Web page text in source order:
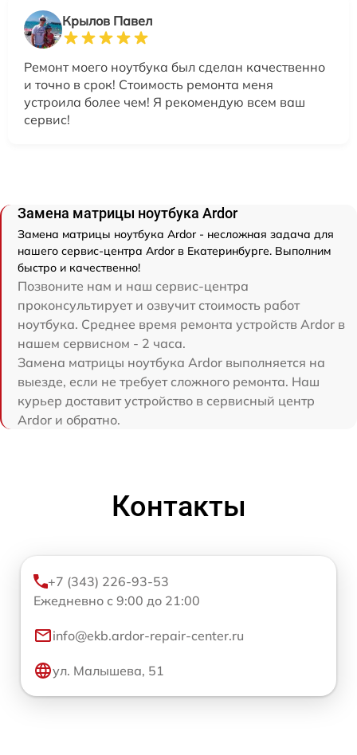
Крылов Павел
Ремонт моего ноутбука был сделан качественно
и точно в срок! Стоимость ремонта меня
устроила более чем! Я рекомендую всем ваш
сервис!
Замена матрицы ноутбука Ardor
Замена матрицы ноутбука Ardor - несложная задача для
нашего сервис-центра Ardor в Екатеринбурге. Выполним
быстро и качественно!
Позвоните нам и наш сервис-центра
проконсультирует и озвучит стоимость работ
ноутбука. Среднее время ремонта устройств Ardor в
нашем сервисном - 2 часа.
Замена матрицы ноутбука Ardor выполняется на
выезде, если не требует сложного ремонта. Наш
курьер доставит устройство в сервисный центр
Ardor и обратно.
Контакты
+7 (343) 226-93-53
Ежедневно с 9:00 до 21:00
info@ekb.ardor-repair-center.ru
ул. Малышева, 51